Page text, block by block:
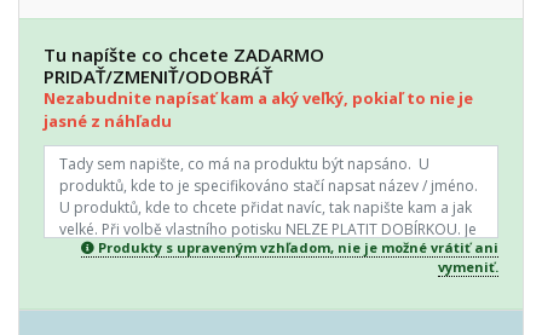
Tu napíšte co chcete ZADARMO
PRIDAŤ/ZMENIŤ/ODOBRÁŤ
Nezabudnite napísať kam a aký veľký, pokiaľ to nie je
jasné z náhľadu
Produkty s upraveným vzhľadom, nie je možné vrátiť ani
vymeniť.